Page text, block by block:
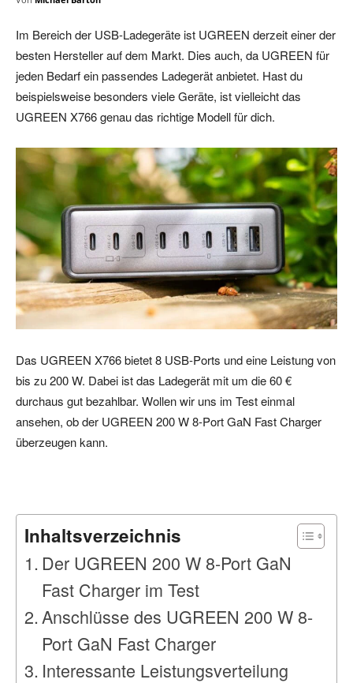
Im Bereich der USB-Ladegeräte ist UGREEN derzeit einer der
besten Hersteller auf dem Markt. Dies auch, da UGREEN für
jeden Bedarf ein passendes Ladegerät anbietet. Hast du
beispielsweise besonders viele Geräte, ist vielleicht das
UGREEN X766 genau das richtige Modell für dich.
Das UGREEN X766 bietet 8 USB-Ports und eine Leistung von
bis zu 200 W. Dabei ist das Ladegerät mit um die 60 €
durchaus gut bezahlbar. Wollen wir uns im Test einmal
ansehen, ob der UGREEN 200 W 8-Port GaN Fast Charger
überzeugen kann.
Inhaltsverzeichnis
Der UGREEN 200 W 8-Port GaN
Fast Charger im Test
Anschlüsse des UGREEN 200 W 8-
Port GaN Fast Charger
Interessante Leistungsverteilung